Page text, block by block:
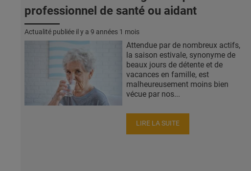
professionnel de santé ou aidant
Actualité publiée il y a 9 années 1 mois
Attendue par de nombreux actifs,
la saison estivale, synonyme de
beaux jours de détente et de
vacances en famille, est
malheureusement moins bien
vécue par nos...
LIRE LA SUITE